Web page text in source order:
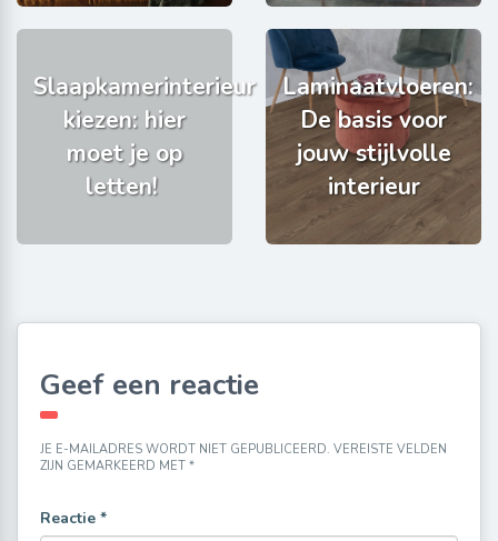
Slaapkamerinterieur
kiezen: hier
moet je op
letten!
Laminaatvloeren:
De basis voor
jouw stijlvolle
interieur
Geef een reactie
JE E-MAILADRES WORDT NIET GEPUBLICEERD. VEREISTE VELDEN
ZIJN GEMARKEERD MET *
Reactie *